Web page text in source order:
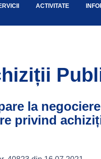
ACTIVITATE
la
privind